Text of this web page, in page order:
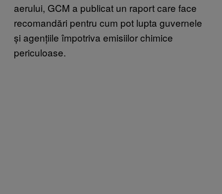
aerului, GCM a publicat un raport care face
recomandări pentru cum pot lupta guvernele
și agențiile împotriva emisiilor chimice
periculoase.